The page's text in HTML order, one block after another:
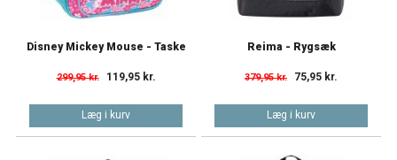
Disney Mickey Mouse - Taske
299,95 kr. 119,95 kr.
Læg i kurv
Reima - Rygsæk
379,95 kr. 75,95 kr.
Læg i kurv